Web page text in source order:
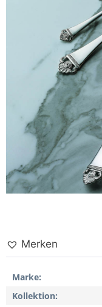
Merken
Marke
Kollektion